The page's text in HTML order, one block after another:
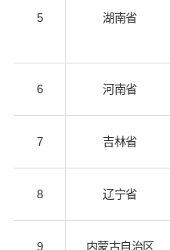
5 湖南省
6 河南省
7 吉林省
8 辽宁省
9 内蒙古自治区